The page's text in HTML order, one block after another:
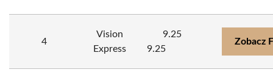
4
Vision
Express
9.25
9.25
Zobacz